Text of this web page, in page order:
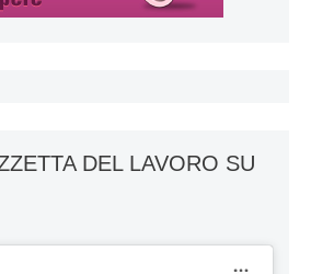
DEL LAVORO SU